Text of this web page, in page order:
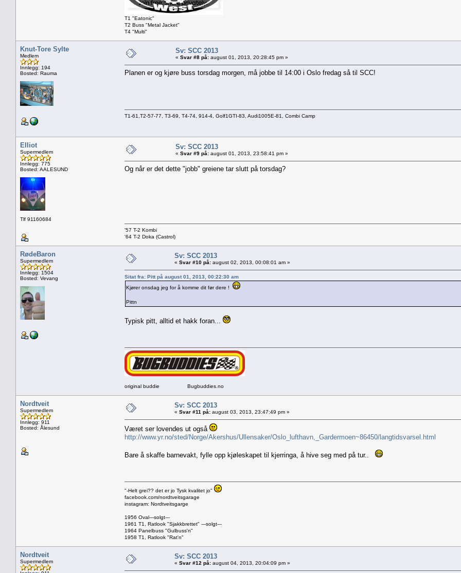
T1 "Eatonic"
T2 Buss "Metal Jacket"
T4 "Multi"
Knut-Tore Sylte
Medlem
Innlegg: 194
Bosted: Rauma
Sv: SCC 2013
« Svar #8 på: august 01, 2013, 20:28:45 pm »
Planen er og kjøre buss torsdag morgen, må jobbe til 14:00 i Oslo fredag så til SCC!
T1-61,T2-57-77, T3-69, T4-74, 914-4, Golf1GTI-83, Audi1005E-81, Combi Camp
Elliot
Supermedlem
Innlegg: 775
Bosted: AALESUND
Tlf 91160684
Sv: SCC 2013
« Svar #9 på: august 01, 2013, 23:58:41 pm »
Og når er det dette "jobb" greiene tar slutt på torsdag?
'57 T-2 Kombi
'64 T-2 Doka (Castrol)
RødeBaron
Supermedlem
Innlegg: 1504
Bosted: Vevang
Sv: SCC 2013
« Svar #10 på: august 02, 2013, 00:08:01 am »
Sitat fra: Pitt på august 01, 2013, 00:22:30 am
Kjører onsdag jeg for å komme dit før dere !
Pittn
Typisk pitt, alltid et hakk foran...
original buddie Bugbuddies.no
Nordtveit
Supermedlem
Innlegg: 911
Bosted: Ålesund
Sv: SCC 2013
« Svar #11 på: august 03, 2013, 23:47:49 pm »
Været ser lovendes ut også
http://www.yr.no/sted/Norge/Akershus/Ullensaker/Oslo_lufthavn,_Gardermoen~86450/langtidsvarsel.html
Bare å skaffe barnevakt, fylle opp kjøleskapet til kjerringa, å hive seg med på tur..
"-Helt grei?? det er jo Tysk kvalitet jo"
facebook.com/nordtveitsgarage
instagram: Nordtveitsgarge
1956 Oval---solgt---
1961 T1, Ratlook "Sjakkbrettet" ---solgt---
1964 Panelbuss "Gulbuss'n"
1958 T1, Ratlook "Rat'n"
Nordtveit
Supermedlem
Sv: SCC 2013
« Svar #12 på: august 04, 2013, 20:04:09 pm »